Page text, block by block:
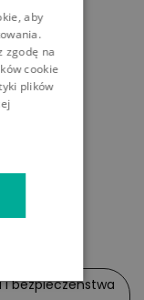
bezpieczeństwa
aby
zgodę na
cookie
plików